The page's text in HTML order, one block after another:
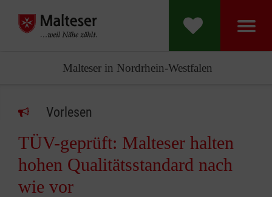
Malteser in Nordrhein-Westfalen
Vorlesen
TÜV-geprüft: Malteser halten
hohen Qualitätsstandard nach
wie vor